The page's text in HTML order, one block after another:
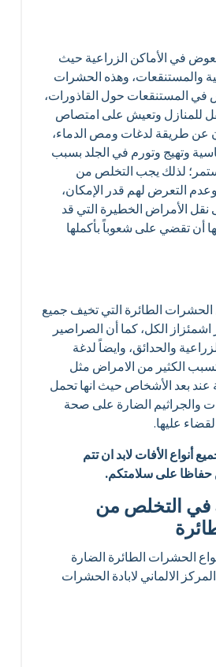
في الأماكن الزراعية حيث
والمستنقعات، وهذه الحشرات
في المستنقعات حول القاذورات،
للمنازل وتعيش على امتصاص
عن طريقة لدغات ومص الدماء،
وتهيج وتورم في الجلد بسبب
لذلك يجب التخلص من
التعرض لهم قدر الإمكان،
نقل الأمراض الخطيرة التي قد
أن تقضي على شعوباً بأكملها
الطائرة التي تخيف جميع
اشمئزاز الكل، كما أن الصراصير
والحدائق، وايضاً لدغة
الكثير من الامراض مثل
بعد الأشخاص حيث انها تحمل
والجراثيم الضارة على صحة
عليها.
أنواع الأفات لابد ان تتم
على سلامتكم.
في التخلص من
الحشرات الطائرة الضارة
الالماني لابادة الحشرات